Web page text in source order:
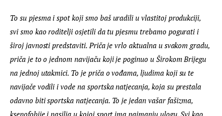
To su pjesma i spot koji smo baš uradili u vlastitoj produkciji,
svi smo kao roditelji osjetili da tu pjesmu trebamo pogurati i
široj javnosti predstaviti. Priča je vrlo aktualna u svakom gradu,
priča je to o jednom navijaču koji je poginuo u Širokom Brijegu
na jednoj utakmici. To je priča o vođama, ljudima koji su te
navijače vodili i vode na sportska natjecanja, koja su prestala
odavno biti sportska natjecanja. To je jedan vašar fašizma,
ksenofobije i nasilja u kojoj sport ima najmanju ulogu. Svi kao